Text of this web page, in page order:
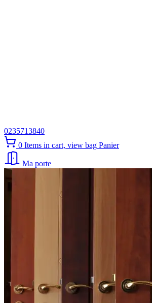
0235713840
0 Items in cart, view bag Panier
Ma porte